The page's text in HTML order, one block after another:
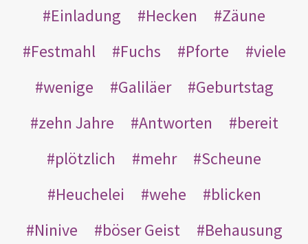
Einladung
Hecken
Zäune
Festmahl
Fuchs Pforte
viele
wenige
Galiläer
Geburtstag
zehn Jahre
Antworten
bereit
plötzlich
mehr
Scheune
Heuchelei
wehe
blicken
Ninive
böser Geist
Behausung